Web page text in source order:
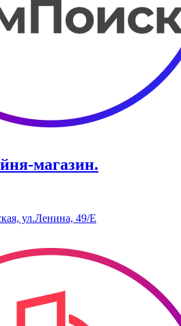
магазин.
ул.Ленина, 49/Е